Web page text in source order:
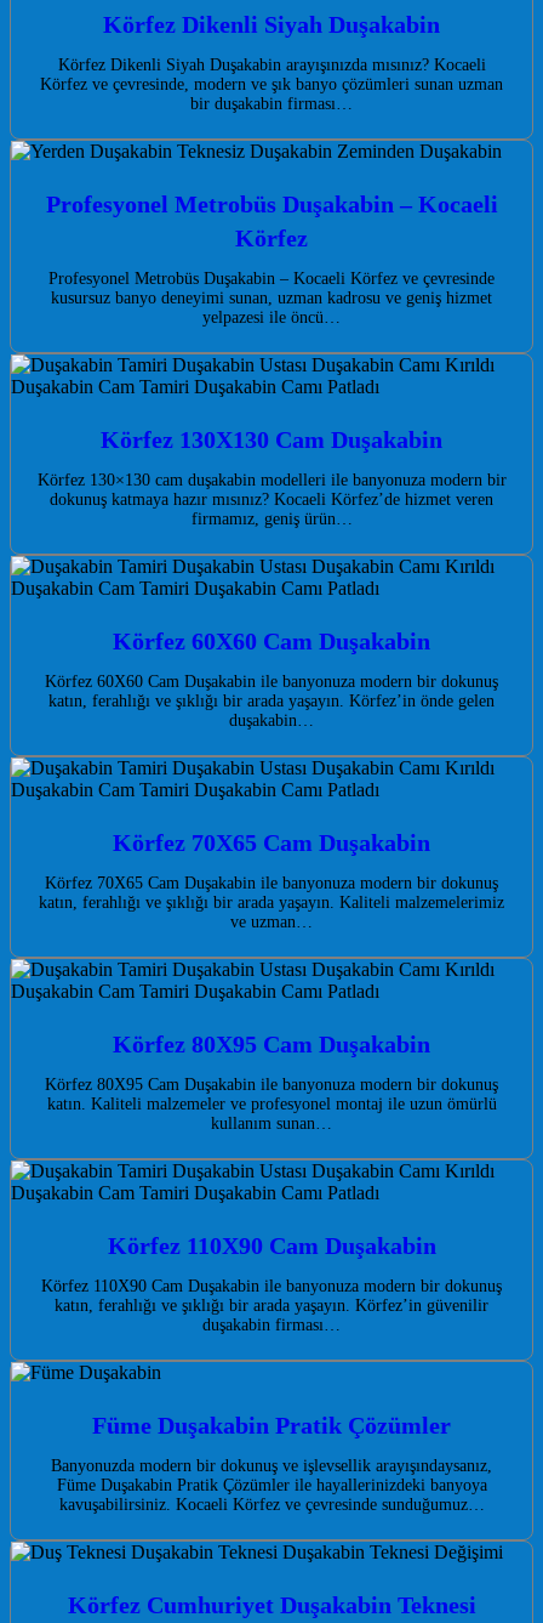
Körfez Dikenli Siyah Duşakabin
Körfez Dikenli Siyah Duşakabin arayışınızda mısınız? Kocaeli
Körfez ve çevresinde, modern ve şık banyo çözümleri sunan uzman
bir duşakabin firması…
Profesyonel Metrobüs Duşakabin – Kocaeli
Körfez
Profesyonel Metrobüs Duşakabin – Kocaeli Körfez ve çevresinde
kusursuz banyo deneyimi sunan, uzman kadrosu ve geniş hizmet
yelpazesi ile öncü…
Körfez 130X130 Cam Duşakabin
Körfez 130×130 cam duşakabin modelleri ile banyonuza modern bir
dokunuş katmaya hazır mısınız? Kocaeli Körfez’de hizmet veren
firmamız, geniş ürün…
Körfez 60X60 Cam Duşakabin
Körfez 60X60 Cam Duşakabin ile banyonuza modern bir dokunuş
katın, ferahlığı ve şıklığı bir arada yaşayın. Körfez’in önde gelen
duşakabin…
Körfez 70X65 Cam Duşakabin
Körfez 70X65 Cam Duşakabin ile banyonuza modern bir dokunuş
katın, ferahlığı ve şıklığı bir arada yaşayın. Kaliteli malzemelerimiz
ve uzman…
Körfez 80X95 Cam Duşakabin
Körfez 80X95 Cam Duşakabin ile banyonuza modern bir dokunuş
katın. Kaliteli malzemeler ve profesyonel montaj ile uzun ömürlü
kullanım sunan…
Körfez 110X90 Cam Duşakabin
Körfez 110X90 Cam Duşakabin ile banyonuza modern bir dokunuş
katın, ferahlığı ve şıklığı bir arada yaşayın. Körfez’in güvenilir
duşakabin firması…
Füme Duşakabin Pratik Çözümler
Banyonuzda modern bir dokunuş ve işlevsellik arayışındaysanız,
Füme Duşakabin Pratik Çözümler ile hayallerinizdeki banyoya
kavuşabilirsiniz. Kocaeli Körfez ve çevresinde sunduğumuz…
Körfez Cumhuriyet Duşakabin Teknesi